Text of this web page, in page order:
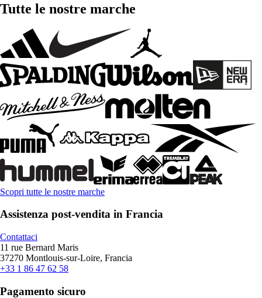
Tutte le nostre marche
Scopri tutte le nostre marche
Assistenza post-vendita in Francia
Contattaci
11 rue Bernard Maris
37270 Montlouis-sur-Loire, Francia
+33 1 86 47 62 58
Pagamento sicuro